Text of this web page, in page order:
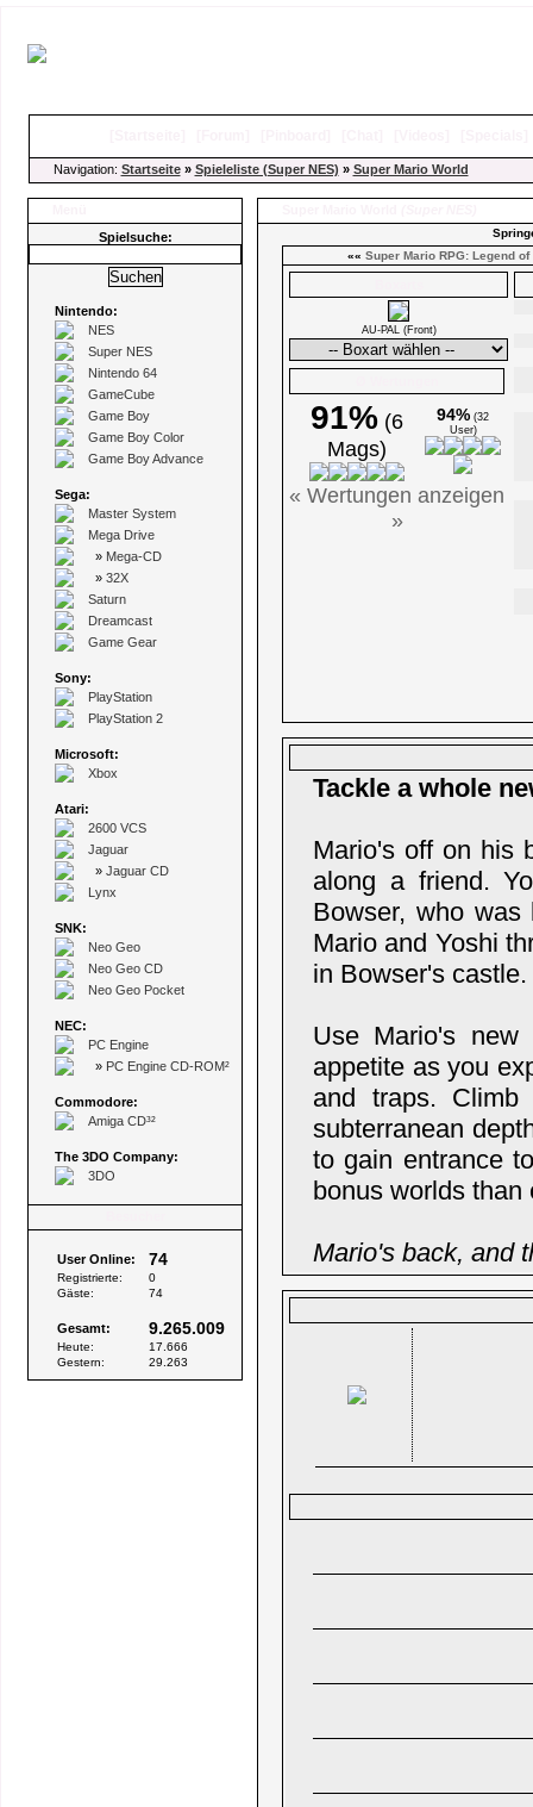
Navigation: Startseite» Spieleliste (Super NES) » Super Mario World
Spielsuche:
Nintendo:
NES
Super NES
Nintendo 64
GameCube
Game Boy
Game Boy Color
Game Boy Advance
Sega:
Master System
Mega Drive
» Mega-CD
» 32X
Saturn
Dreamcast
Game Gear
Sony:
PlayStation
PlayStation 2
Microsoft:
Xbox
Atari:
2600 VCS
Jaguar
» Jaguar CD
Lynx
SNK:
Neo Geo
Neo Geo CD
Neo Geo Pocket
NEC:
PC Engine
» PC Engine CD-ROM²
Commodore:
Amiga CD³²
The 3DO Company:
3DO
User Online: 74
Registrierte:
0
Gäste:
74
Gesamt: 9.265.009
Heute:
17.666
Gestern:
29.263
«« Super Mario RPG: Legend
AU-PAL (Front)
91% (6
Mags)
94% (32
User)
« Wertungen anzeigen
»
Tackle a whole
Mario's off on his
along a friend.
Bowser, who was
Mario and Yoshi
in Bowser's castle.
Use Mario's new
appetite as you
and traps. Climb
subterranean
to gain entrance
bonus worlds than
Mario's back, and